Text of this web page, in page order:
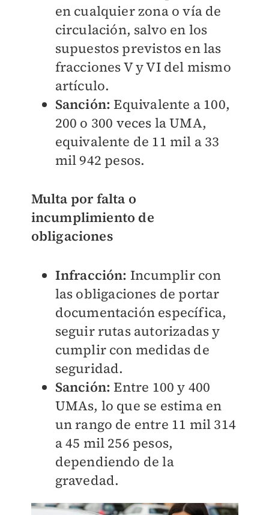
en cualquier zona o vía de
circulación, salvo en los
supuestos previstos en las
fracciones V y VI del mismo
artículo.
Sanción: Equivalente a 100,
200 o 300 veces la UMA,
equivalente de 11 mil a 33
mil 942 pesos.
Multa por falta o
incumplimiento de
obligaciones
Infracción: Incumplir con
las obligaciones de portar
documentación específica,
seguir rutas autorizadas y
cumplir con medidas de
seguridad.
Sanción: Entre 100 y 400
UMAs, lo que se estima en
un rango de entre 11 mil 314
a 45 mil 256 pesos,
dependiendo de la
gravedad.